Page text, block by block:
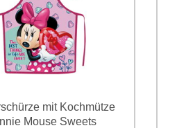
mit Kochmütze
Mouse Sweets